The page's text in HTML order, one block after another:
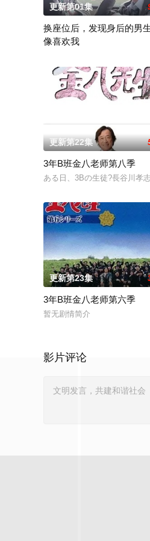
更新第01集
换座位后，发现身后的男
像喜欢我
更新第22集
3年B班金八老师第八季
ある日、3Bの生徒?長谷川孝
更新第23集
3年B班金八老师第六季
暂无剧情简介
影片评论